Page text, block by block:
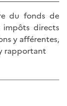
du fonds de
impôts directs
y afférentes,
rapportant